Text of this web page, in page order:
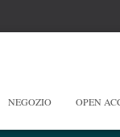
NEGOZIO OPEN